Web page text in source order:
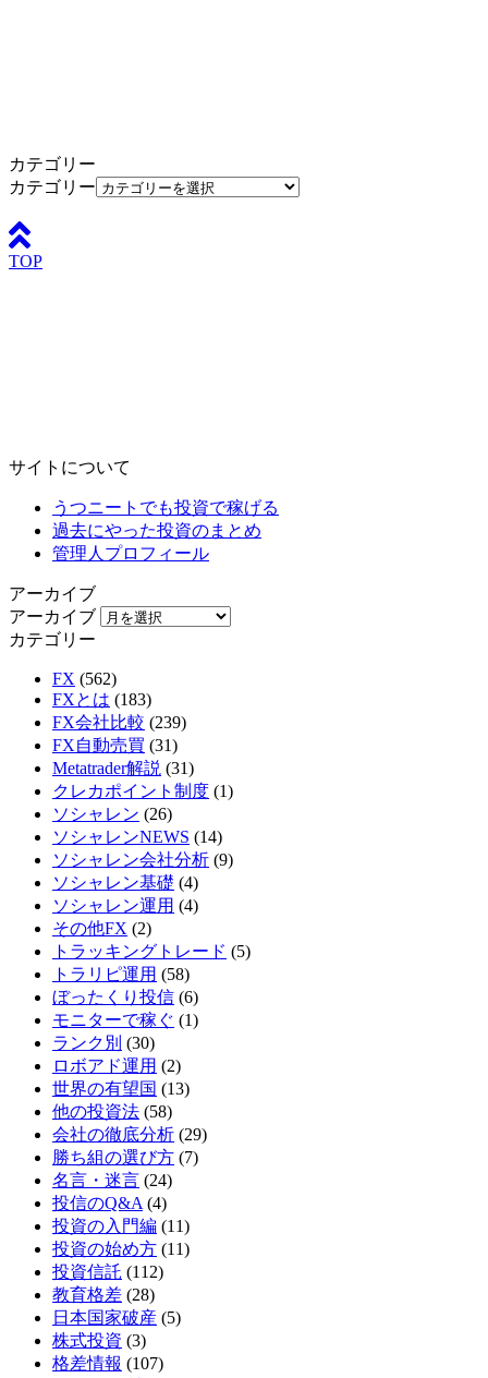
カテゴリー
カテゴリー
TOP
サイトについて
うつニートでも投資で稼げる
過去にやった投資のまとめ
管理人プロフィール
アーカイブ
アーカイブ
カテゴリー
FX (562)
FXとは (183)
FX会社比較 (239)
FX自動売買 (31)
Metatrader解説 (31)
クレカポイント制度 (1)
ソシャレン (26)
ソシャレンNEWS (14)
ソシャレン会社分析 (9)
ソシャレン基礎 (4)
ソシャレン運用 (4)
その他FX (2)
トラッキングトレード (5)
トラリピ運用 (58)
ぼったくり投信 (6)
モニターで稼ぐ (1)
ランク別 (30)
ロボアド運用 (2)
世界の有望国 (13)
他の投資法 (58)
会社の徹底分析 (29)
勝ち組の選び方 (7)
名言・迷言 (24)
投信のQ&A (4)
投資の入門編 (11)
投資の始め方 (11)
投資信託 (112)
教育格差 (28)
日本国家破産 (5)
株式投資 (3)
格差情報 (107)